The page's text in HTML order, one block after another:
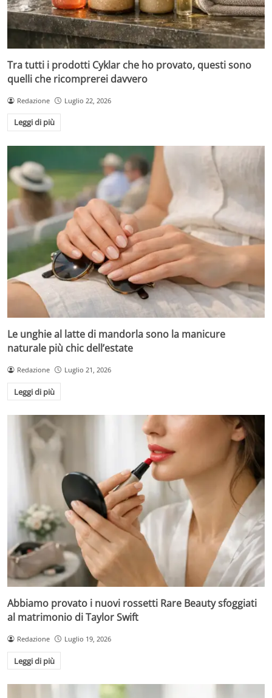
Tra tutti i prodotti Cyklar che ho provato, questi sono
quelli che ricomprerei davvero
Redazione Luglio 22, 2026
Leggi di più
Le unghie al latte di mandorla sono la manicure
naturale più chic dell’estate
Redazione Luglio 21, 2026
Leggi di più
Abbiamo provato i nuovi rossetti Rare Beauty sfoggiati
al matrimonio di Taylor Swift
Redazione Luglio 19, 2026
Leggi di più